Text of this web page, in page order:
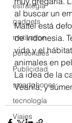
estrategia
gadgets
motivation
personales
Publicidad
smartphones
tecnología
Viajes
al buscar un
Mattel está
de Indonesia.
vida y el
animales en
La idea de la
Véanla, y